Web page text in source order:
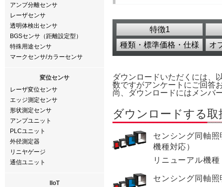
アンプ分離センサ
レーザセンサ
透明体検出センサ
BGSセンサ（距離設定型）
特殊用途センサ
マークセンサ/カラーセンサ
変位センサ
レーザ変位センサ
エッジ測定センサ
形状測定センサ
アンプユニット
PLCユニット
外径測定器
リニヤゲージ
通信ユニット
IIoT
特徴1
種類・標準価格・仕様
オ
ダウンロードいただくには、
数ですがアンケートにご回答
尚、ダウンロードにはメンバ
ダウンロードする取
センシング同軸
機種対応）
リニューアル機
センシング同軸